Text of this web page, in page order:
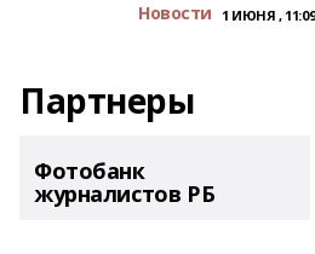
Новости 1 ИЮНЯ , 11:09
Партнеры
Фотобанк
журналистов РБ